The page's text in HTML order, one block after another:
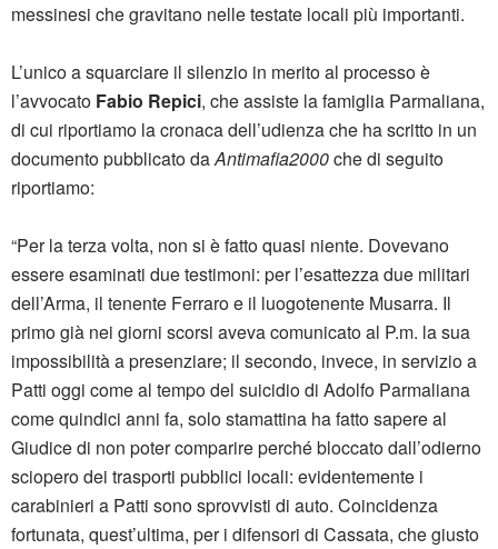
messinesi che gravitano nelle testate locali più importanti.
L’unico a squarciare il silenzio in merito al processo è
l’avvocato Fabio Repici, che assiste la famiglia Parmaliana,
di cui riportiamo la cronaca dell’udienza che ha scritto in un
documento pubblicato daAntimafia2000che di seguito
riportiamo:
“Per la terza volta, non si è fatto quasi niente. Dovevano
essere esaminati due testimoni: per l’esattezza due militari
dell’Arma, il tenente Ferraro e il luogotenente Musarra. Il
primo già nei giorni scorsi aveva comunicato al P.m. la sua
impossibilità a presenziare; il secondo, invece, in servizio a
Patti oggi come al tempo del suicidio di Adolfo Parmaliana
come quindici anni fa, solo stamattina ha fatto sapere al
Giudice di non poter comparire perché bloccato dall’odierno
sciopero dei trasporti pubblici locali: evidentemente i
carabinieri a Patti sono sprovvisti di auto. Coincidenza
fortunata, quest’ultima, per i difensori di Cassata, che giusto